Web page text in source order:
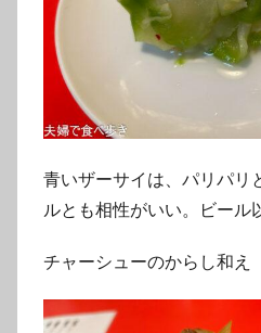
青いザーサイは、パリパリ
ルとも相性がいい。ビール
チャーシューのからし和え